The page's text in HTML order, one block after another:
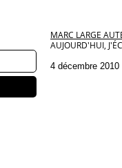
MARC LARGE
AUJOURD'HUI,
4 décembre 2010